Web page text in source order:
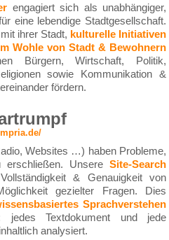
engagiert sich als unabhängiger,
eine lebendige Stadtgesellschaft.
ihrer Stadt, kulturelle Initiativen
Wohle von Stadt & Bewohnern
Bürgern, Wirtschaft, Politik,
sowie Kommunikation &
fördern.
Websites …) haben Probleme,
Unsere Site-Search
& Genauigkeit von
gezielter Fragen. Dies
Sprachverstehen
Textdokument und jede
analysiert.